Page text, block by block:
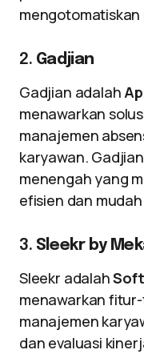
mengotomatiskan
2. Gadjian
Gadjian adalah
menawarkan
manajemen
karyawan.
menengah yang
efisien dan
3. Sleekr by
Sleekr adalah
menawarkan
manajemen
dan evaluasi